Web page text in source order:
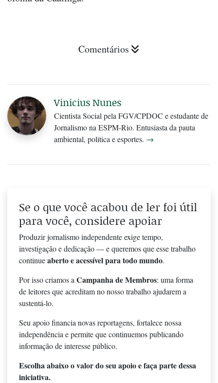
Comentários
Vinicius Nunes
Cientista Social pela FGV/CPDOC e estudante de
Jornalismo na ESPM-Rio. Entusiasta da pauta
ambiental, política e esportes. →
Se o que você acabou de ler foi útil
para você, considere apoiar
Produzir jornalismo independente exige tempo,
investigação e dedicação — e queremos que esse trabalho
continueaberto e acessível para todo mundo.
Por isso criamos a Campanha de Membros: uma forma
de leitores que acreditam no nosso trabalho ajudarem a
sustentá-lo.
Seu apoio financia novas reportagens, fortalece nossa
independência e permite que continuemos publicando
informação de interesse público.
Escolha abaixo o valor do seu apoio e faça parte dessa
iniciativa.